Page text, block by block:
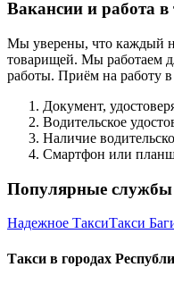
Вакансии и работа
Мы уверены, что каждый
товарищей. Мы работаем
работы. Приём на работу
Документ,
Водительское
Наличие
Смартфон или
Популярные службы
Надежное ТаксиТакси
Такси в городах